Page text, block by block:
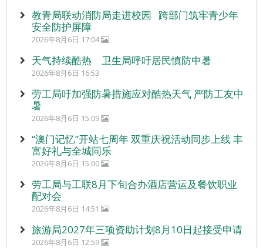
教青局联动消防局走进校园 跨部门筑牢青少年
安全防护屏障
2026年8月6日 17:04
天气持续酷热 卫生局呼吁居民慎防中暑
2026年8月6日 16:53
劳工局吁加强防暑措施应对酷热天气 严防工友中
暑
2026年8月6日 15:09
“澳门记忆”开站七周年 双重庆祝活动同步上线 丰
富好礼与全城同乐
2026年8月6日 15:00
劳工局与工联8月下旬合办酒店营运及餐饮职业
配对会
2026年8月6日 14:51
旅游局2027年三项资助计划8月10日起接受申请
2026年8月6日 12:59